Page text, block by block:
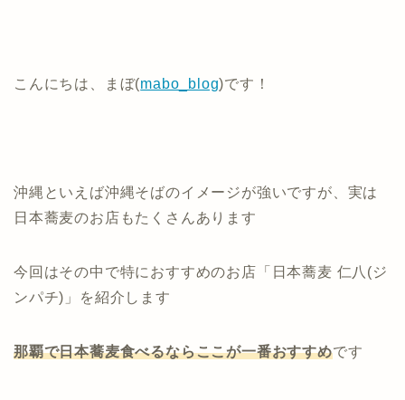
こんにちは、まぼ(mabo_blog)です！
沖縄といえば沖縄そばのイメージが強いですが、実は
日本蕎麦のお店もたくさんあります
今回はその中で特におすすめのお店「日本蕎麦 仁八(ジ
ンパチ)」を紹介します
那覇で日本蕎麦食べるならここが一番おすすめです